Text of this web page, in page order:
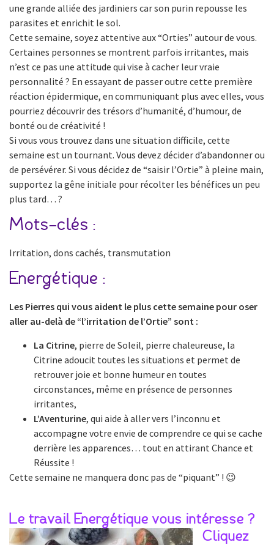
une grande alliée des jardiniers car son purin repousse les
parasites et enrichit le sol.
Cette semaine, soyez attentive aux “Orties” autour de vous.
Certaines personnes se montrent parfois irritantes, mais
n’est ce pas une attitude qui vise à cacher leur vraie
personnalité ? En essayant de passer outre cette première
réaction épidermique, en communiquant plus avec elles, vous
pourriez découvrir des trésors d’humanité, d’humour, de
bonté ou de créativité !
Si vous vous trouvez dans une situation difficile, cette
semaine est un tournant. Vous devez décider d’abandonner ou
de persévérer. Si vous décidez de “saisir l’Ortie” à pleine main,
supportez la gêne initiale pour récolter les bénéfices un peu
plus tard… ?
Mots-clés :
Irritation, dons cachés, transmutation
Energétique :
Les Pierres qui vous aident le plus cette semaine pour oser
aller au-delà de “l’irritation de l’Ortie” sont :
La Citrine, pierre de Soleil, pierre chaleureuse, la
Citrine adoucit toutes les situations et permet de
retrouver joie et bonne humeur en toutes
circonstances, même en présence de personnes
irritantes,
L’Aventurine, qui aide à aller vers l’inconnu et
accompagne votre envie de comprendre ce qui se cache
derrière les apparences… tout en attirant Chance et
Réussite !
Cette semaine ne manquera donc pas de “piquant” ! 😉
Le travail Energétique vous intéresse ?
Cliquez